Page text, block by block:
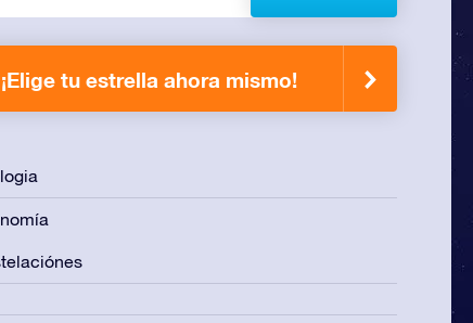
¡Elige tu estrella ahora mismo!